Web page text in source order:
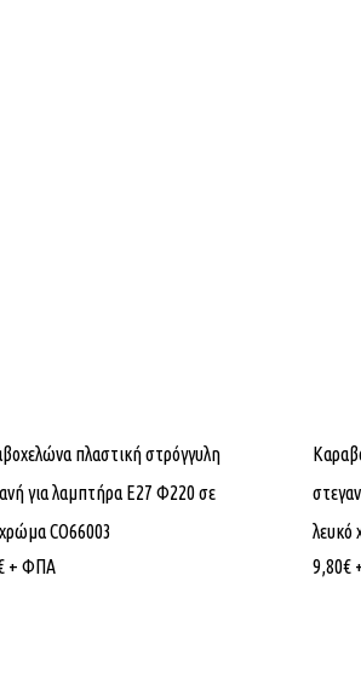
πλαστική στρόγγυλη
για λαμπτήρα Ε27 Φ220 σε
CO66003
+ ΦΠΑ
λευκό
9,80€